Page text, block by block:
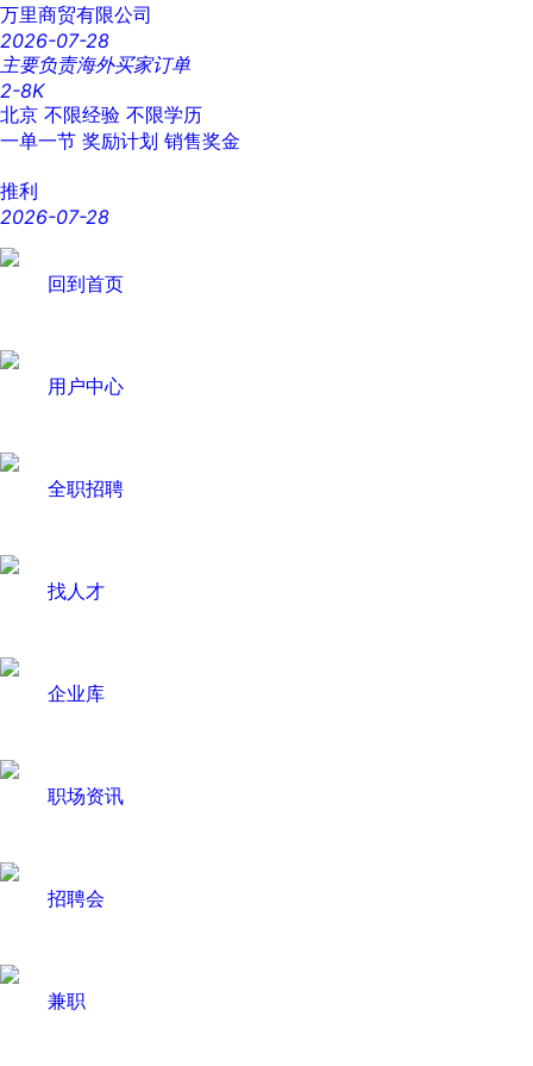
万里商贸有限公司
2026-07-28
主要负责海外买家订单
2-8K
北京 不限经验 不限学历
一单一节 奖励计划 销售奖金
推利
2026-07-28
回到首页
用户中心
全职招聘
找人才
企业库
职场资讯
招聘会
兼职